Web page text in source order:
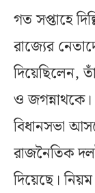
গত সপ্তাহে
রাজ্যের
দিয়েছিলেন,
ও জগন্নাথকে।
বিধানসভা
রাজনৈতিক
দিয়েছে।